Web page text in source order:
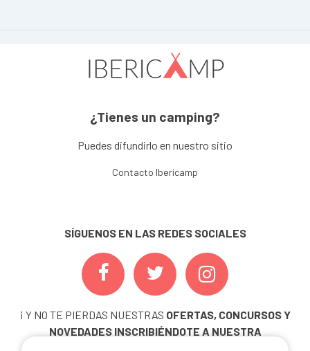
¿Tienes un camping?
Puedes difundirlo en nuestro sitio
Contacto Ibericamp
SÍGUENOS EN LAS REDES SOCIALES
¡ Y NO TE PIERDAS NUESTRAS OFERTAS, CONCURSOS Y
NOVEDADES INSCRIBIÉNDOTE A NUESTRA